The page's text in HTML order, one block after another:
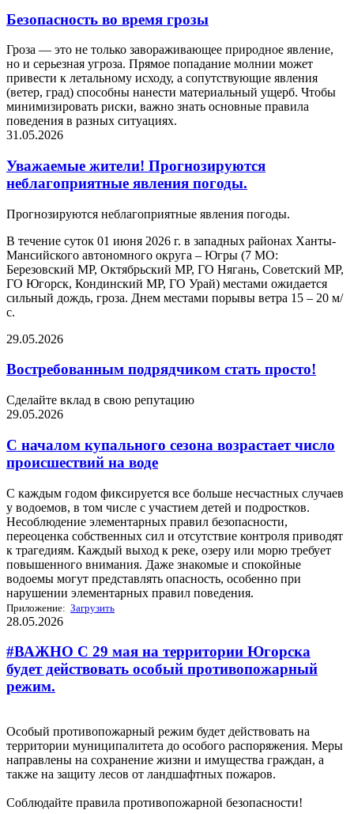
Безопасность во время грозы
Гроза — это не только завораживающее природное явление,
но и серьезная угроза. Прямое попадание молнии может
привести к летальному исходу, а сопутствующие явления
(ветер, град) способны нанести материальный ущерб. Чтобы
минимизировать риски, важно знать основные правила
поведения в разных ситуациях.
31.05.2026
Уважаемые жители! Прогнозируются
неблагоприятные явления погоды.
Прогнозируются неблагоприятные явления погоды.
В течение суток 01 июня 2026 г. в западных районах Ханты-
Мансийского автономного округа – Югры (7 МО:
Березовский МР, Октябрьский МР, ГО Нягань, Советский МР,
ГО Югорск, Кондинский МР, ГО Урай) местами ожидается
сильный дождь, гроза. Днем местами порывы ветра 15 – 20 м/
с.
29.05.2026
Востребованным подрядчиком стать просто!
Сделайте вклад в свою репутацию
29.05.2026
С началом купального сезона возрастает число
происшествий на воде
С каждым годом фиксируется все больше несчастных случаев
у водоемов, в том числе с участием детей и подростков.
Несоблюдение элементарных правил безопасности,
переоценка собственных сил и отсутствие контроля приводят
к трагедиям. Каждый выход к реке, озеру или морю требует
повышенного внимания. Даже знакомые и спокойные
водоемы могут представлять опасность, особенно при
нарушении элементарных правил поведения.
Приложение: Загрузить
28.05.2026
#ВАЖНО С 29 мая на территории Югорска
будет действовать особый противопожарный
режим.
Особый противопожарный режим будет действовать на
территории муниципалитета до особого распоряжения. Меры
направлены на сохранение жизни и имущества граждан, а
также на защиту лесов от ландшафтных пожаров.
Соблюдайте правила противопожарной безопасности!